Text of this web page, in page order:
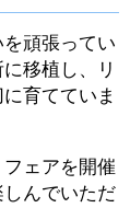
頑張ってい
移植し、リ
育てていま
ェアを開催
んでいただ